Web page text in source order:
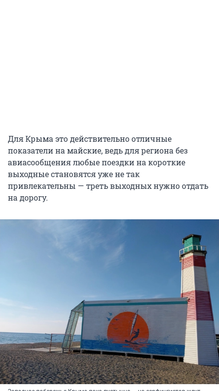
Для Крыма это действительно отличные
показатели на майские, ведь для региона без
авиасообщения любые поездки на короткие
выходные становятся уже не так
привлекательны — треть выходных нужно отдать
на дорогу.